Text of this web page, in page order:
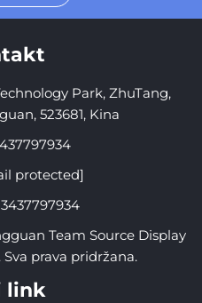
Park, ZhuTang,
523681, Kina
protected]
Team Source Display
prava pridržana.
link